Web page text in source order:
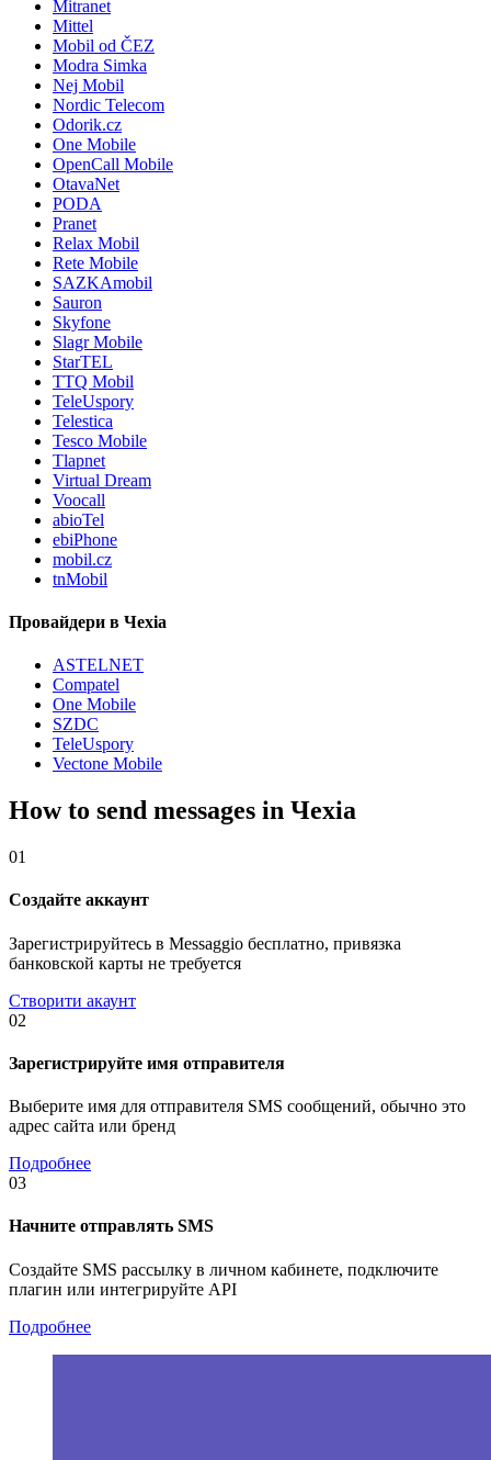
Mitranet
Mittel
Mobil od ČEZ
Modra Simka
Nej Mobil
Nordic Telecom
Odorik.cz
One Mobile
OpenCall Mobile
OtavaNet
PODA
Pranet
Relax Mobil
Rete Mobile
SAZKAmobil
Sauron
Skyfone
Slagr Mobile
StarTEL
TTQ Mobil
TeleUspory
Telestica
Tesco Mobile
Tlapnet
Virtual Dream
Voocall
abioTel
ebiPhone
mobil.cz
tnMobil
Провайдери в Чехіа
ASTELNET
Compatel
One Mobile
SZDC
TeleUspory
Vectone Mobile
How to send messages in Чехіа
01
Создайте аккаунт
Зарегистрируйтесь в Messaggio бесплатно, привязка
банковской карты не требуется
Створити акаунт
02
Зарегистрируйте имя отправителя
Выберите имя для отправителя SMS сообщений, обычно это
адрес сайта или бренд
Подробнее
03
Начните отправлять SMS
Создайте SMS рассылку в личном кабинете, подключите
плагин или интегрируйте API
Подробнее